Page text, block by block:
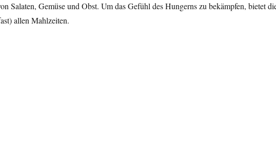
Salaten, Gemüse und Obst. Um das Gefühl des Hungerns zu bekämpfen, bietet
allen Mahlzeiten.